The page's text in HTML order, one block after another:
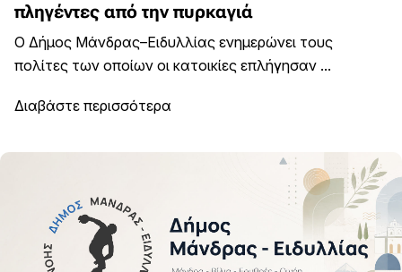
πληγέντες από την πυρκαγιά
Ο Δήμος Μάνδρας–Ειδυλλίας ενημερώνει τους
πολίτες των οποίων οι κατοικίες επλήγησαν ...
Διαβάστε περισσότερα